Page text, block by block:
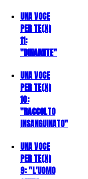
UNA VOCE
PER TE(X)
11:
"DINAMITE"
UNA VOCE
PER TE(X)
10:
"RACCOLTO
INSANGUINATO"
UNA VOCE
PER TE(X)
9: "L'UOMO